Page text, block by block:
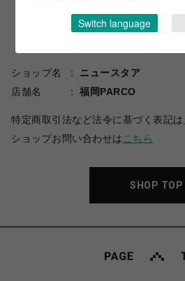
ショップ名
ニュースタア
店舗名
福岡PARCO
特定商取引法など法令に基づく表記は
ショップお問い合わせは こちら
SHOP TOP
Switch language